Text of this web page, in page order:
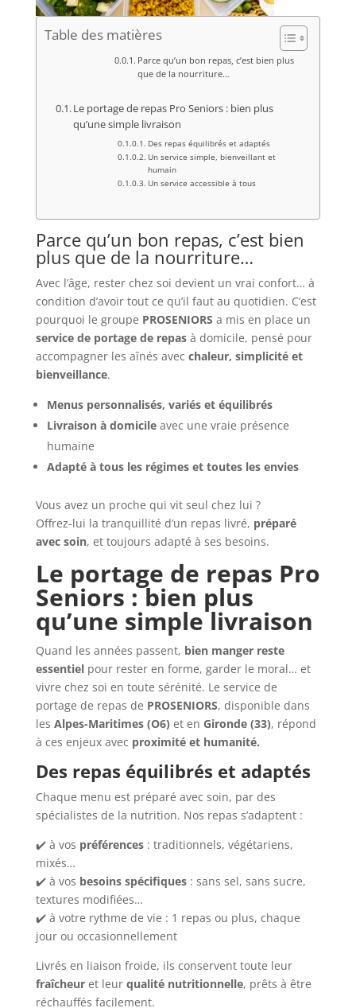
Table des matières
Parce qu’un bon repas, c’est bien plus
que de la nourriture…
Le portage de repas Pro Seniors : bien plus
qu’une simple livraison
Des repas équilibrés et adaptés
Un service simple, bienveillant et
humain
Un service accessible à tous
Parce qu’un bon repas, c’est bien
plus que de la nourriture…
Avec l’âge, rester chez soi devient un vrai confort… à
condition d’avoir tout ce qu’il faut au quotidien. C’est
pourquoi le groupe PROSENIORS a mis en place un
service de portage de repasà domicile, pensé pour
accompagner les aînés avec chaleur, simplicité et
bienveillance.
Menus personnalisés, variés et équilibrés
Livraison à domicileavec une vraie présence
humaine
Adapté à tous les régimes et toutes les envies
Vous avez un proche qui vit seul chez lui ?
Offrez-lui la tranquillité d’un repas livré, préparé
avec soin, et toujours adapté à ses besoins.
Le portage de repas Pro
Seniors : bien plus
qu’une simple livraison
Quand les années passent, bien manger reste
essentielpour rester en forme, garder le moral… et
vivre chez soi en toute sérénité. Le service de
portage de repas de PROSENIORS, disponible dans
les Alpes-Maritimes (O6) et en Gironde (33), répond
à ces enjeux avec proximité et humanité.
Des repas équilibrés et adaptés
Chaque menu est préparé avec soin, par des
spécialistes de la nutrition. Nos repas s’adaptent :
✔️ à vos préférences: traditionnels, végétariens,
mixés…
✔️ à vos besoins spécifiques: sans sel, sans sucre,
textures modifiées…
✔️ à votre rythme de vie : 1 repas ou plus, chaque
jour ou occasionnellement
Livrés en liaison froide, ils conservent toute leur
fraîcheuret leur qualité nutritionnelle, prêts à être
réchauffés facilement.